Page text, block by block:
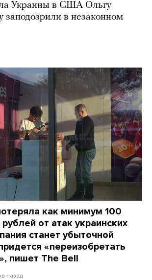
Украины в США Ольгу
в незаконном
как минимум 100
от атак украинских
станет убыточной
«переизобретать
пишет The Bell
назад